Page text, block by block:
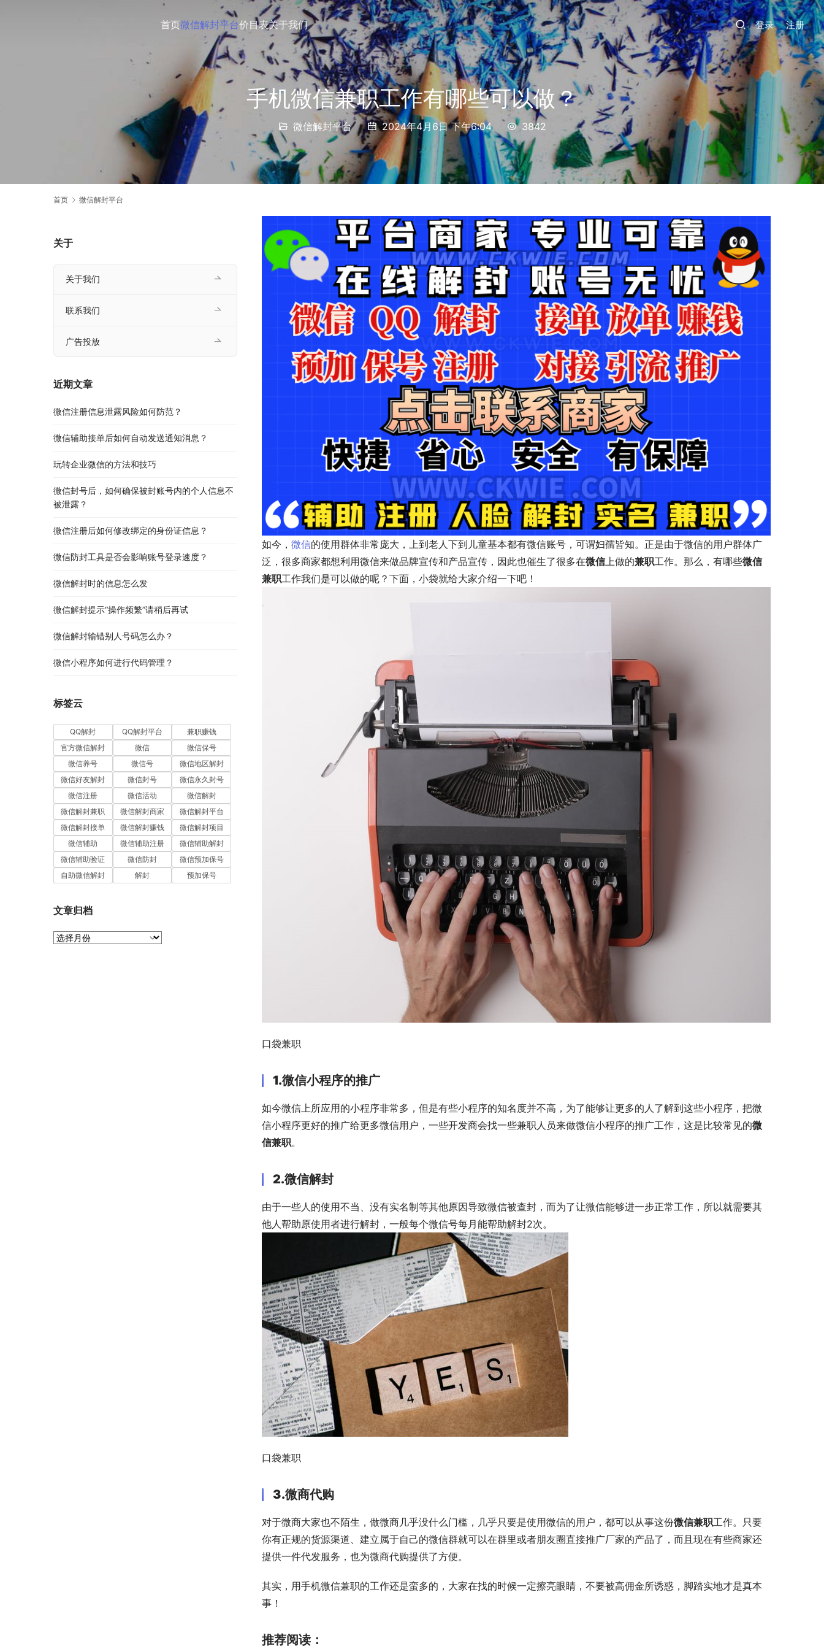
首页微信解封平台价目表关于我们 登录 注册
手机微信兼职工作有哪些可以做？
微信解封平台 2024年4月6日 下午6:04 3842
首页 微信解封平台
如今， 微信的使用群体非常庞大，上到老人下到儿童基本都有微信账号，可谓妇孺皆知。正是由于微信的用户群体广
泛，很多商家都想利用微信来做品牌宣传和产品宣传，因此也催生了很多在微信上做的兼职工作。那么，有哪些微信
兼职工作我们是可以做的呢？下面，小袋就给大家介绍一下吧！
口袋兼职
1.微信小程序的推广
如今微信上所应用的小程序非常多，但是有些小程序的知名度并不高，为了能够让更多的人了解到这些小程序，把微
信小程序更好的推广给更多微信用户，一些开发商会找一些兼职人员来做微信小程序的推广工作，这是比较常见的微
信兼职。
2.微信解封
由于一些人的使用不当、没有实名制等其他原因导致微信被查封，而为了让微信能够进一步正常工作，所以就需要其
他人帮助原使用者进行解封，一般每个微信号每月能帮助解封2次。
口袋兼职
3.微商代购
对于微商大家也不陌生，做微商几乎没什么门槛，几乎只要是使用微信的用户，都可以从事这份微信兼职工作。只要
你有正规的货源渠道、建立属于自己的微信群就可以在群里或者朋友圈直接推广厂家的产品了，而且现在有些商家还
提供一件代发服务，也为微商代购提供了方便。
其实，用手机微信兼职的工作还是蛮多的，大家在找的时候一定擦亮眼睛，不要被高佣金所诱惑，脚踏实地才是真本
事！
推荐阅读：
关于
关于我们
联系我们
广告投放
近期文章
微信注册信息泄露风险如何防范？
微信辅助接单后如何自动发送通知消息？
玩转企业微信的方法和技巧
微信封号后，如何确保被封账号内的个人信息不
被泄露？
微信注册后如何修改绑定的身份证信息？
微信防封工具是否会影响账号登录速度？
微信解封时的信息怎么发
微信解封提示“操作频繁”请稍后再试
微信解封输错别人号码怎么办？
微信小程序如何进行代码管理？
标签云
QQ解封 QQ解封平台
兼职赚钱
官方微信解封
微信
微信保号
微信养号
微信号
微信地区解封
微信好友解封
微信封号
微信永久封号
微信注册
微信活动
微信解封
微信解封兼职
微信解封商家
微信解封平台
微信解封接单
微信解封赚钱
微信解封项目
微信辅助
微信辅助注册
微信辅助解封
微信辅助验证
微信防封
微信预加保号
自助微信解封
解封 预加保号
文章归档
文